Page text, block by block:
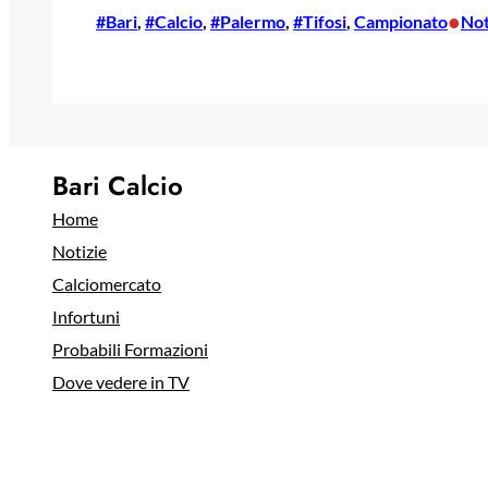
#Bari, #Calcio, #Palermo, #Tifosi, Campionato•
Bari Calcio
Home
Notizie
Calciomercato
Infortuni
Probabili Formazioni
Dove vedere in TV